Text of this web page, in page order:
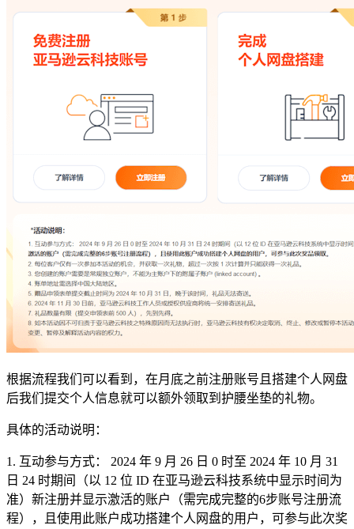
根据流程我们可以看到，在月底之前注册账号且搭建个人网盘
后我们提交个人信息就可以额外领取到护腰坐垫的礼物。
具体的活动说明：
1. 互动参与方式： 2024 年 9 月 26 日 0 时至 2024 年 10 月 31
日 24 时期间（以 12 位 ID 在亚马逊云科技系统中显示时间为
准）新注册并显示激活的账户（需完成完整的6步账号注册流
程），且使用此账户成功搭建个人网盘的用户，可参与此次奖